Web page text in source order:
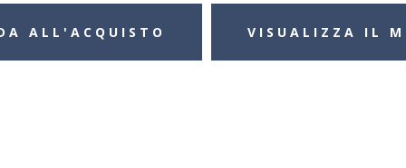
ALL'ACQUISTO VISUALIZZA IL